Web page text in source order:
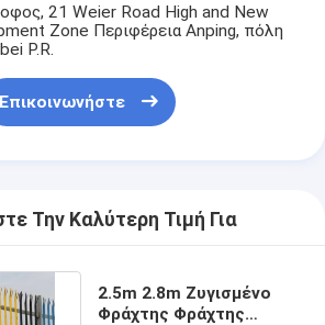
21 Weier Road High and New
Zone Περιφέρεια Anping, πόλη
P.R.
Επικοινωνήστε
Την Καλύτερη Τιμή Για
2.5m 2.8m Ζυγισμένο
Φράχτης Φράχτης